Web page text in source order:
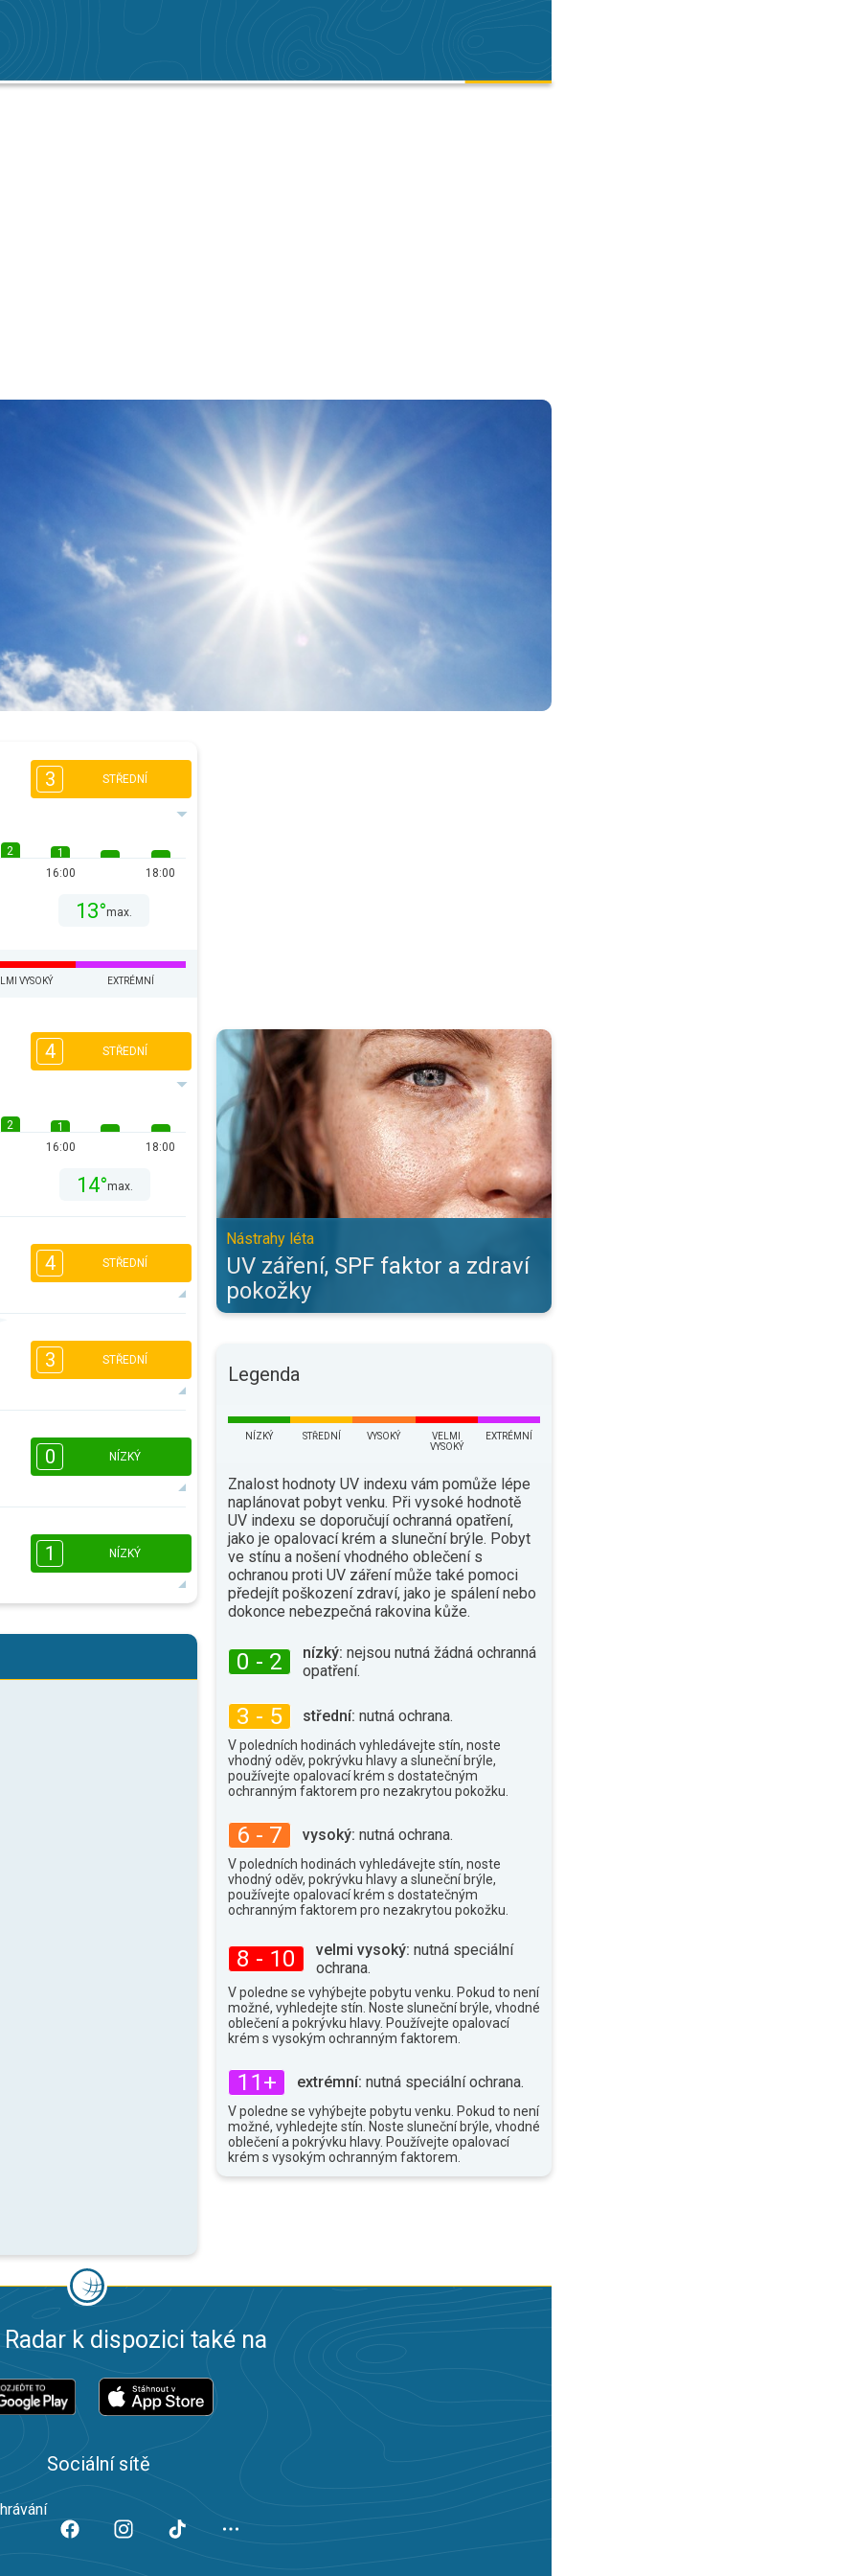
3 STŘEDNÍ
2
1
16:00
18:00
13°max.
VYSOKÝ EXTRÉMNÍ
4 STŘEDNÍ
2
1
16:00
18:00
14°max.
4 STŘEDNÍ
1
16:00
18:00
3 STŘEDNÍ
16:00
0 NÍZKÝ
16:00 18:00
9°max.
1 NÍZKÝ
16:00
18:00
11°max.
UV záření, SPF faktor a zdraví pokožky. Nástrahy léta. . .
Nástrahy léta
UV záření, SPF faktor a zdraví
pokožky
Legenda
NÍZKÝ STŘEDNÍ VYSOKÝ
VELMI
VYSOKÝ
EXTRÉMNÍ
Znalost hodnoty UV indexu vám pomůže lépe
naplánovat pobyt venku. Při vysoké hodnotě
UV indexu se doporučují ochranná opatření,
jako je opalovací krém a sluneční brýle. Pobyt
ve stínu a nošení vhodného oblečení s
ochranou proti UV záření může také pomoci
předejít poškození zdraví, jako je spálení nebo
dokonce nebezpečná rakovina kůže.
0 - 2 nízký: nejsou nutná žádná ochranná
opatření.
3 - 5 střední: nutná ochrana.
V poledních hodinách vyhledávejte stín, noste
vhodný oděv, pokrývku hlavy a sluneční brýle,
používejte opalovací krém s dostatečným
ochranným faktorem pro nezakrytou pokožku.
6 - 7 vysoký: nutná ochrana.
V poledních hodinách vyhledávejte stín, noste
vhodný oděv, pokrývku hlavy a sluneční brýle,
používejte opalovací krém s dostatečným
ochranným faktorem pro nezakrytou pokožku.
8 - 10 velmi vysoký: nutná speciální
ochrana.
V poledne se vyhýbejte pobytu venku. Pokud to není
možné, vyhledejte stín. Noste sluneční brýle, vhodné
oblečení a pokrývku hlavy. Používejte opalovací
krém s vysokým ochranným faktorem.
11+ extrémní: nutná speciální ochrana.
V poledne se vyhýbejte pobytu venku. Pokud to není
možné, vyhledejte stín. Noste sluneční brýle, vhodné
oblečení a pokrývku hlavy. Používejte opalovací
krém s vysokým ochranným faktorem.
Radar k dispozici také na
Sociální sítě